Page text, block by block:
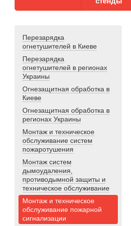
Перезарядка
огнетушителей в Киеве
Перезарядка
огнетушителей в регионах
Украины
Огнезащитная обработка в
Киеве
Огнезащитная обработка в
регионах Украины
Монтаж и техническое
обслуживание систем
пожаротушения
Монтаж систем
дымоудаления,
противодымной защиты и
техническое обслуживание
Монтаж и техническое
обслуживание пожарной
сигнализации